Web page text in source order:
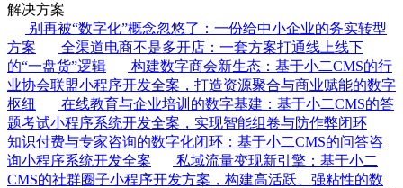
解决方案
别再被“数字化”概念忽悠了：一份给中小企业的务实转型
方案
全渠道电商不是多开店：一套方案打通线上线下
的“一盘货”逻辑
构建数字商会新生态：基于小二CMS的行
业协会联盟小程序开发全案，打造资源聚合与商业赋能的数字
枢纽
在线教育与企业培训的数字基建：基于小二CMS的答
题考试小程序系统开发全案，实现智能组卷与防作弊闭环
知识付费与专家咨询的数字化闭环：基于小二CMS的问答咨
询小程序系统开发全案
私域流量变现新引擎：基于小二
CMS的社群圈子小程序开发方案，构建高活跃、强粘性的数